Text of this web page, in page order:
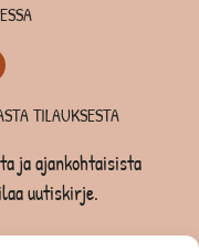
TILAUKSESTA
ja ajankohtaisista
uutiskirje.